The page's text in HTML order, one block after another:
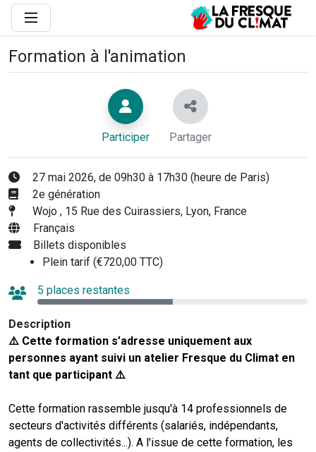
Formation à l'animation
Participer Partager
27 mai 2026, de 09h30 à 17h30 (heure de Paris)
2e génération
Wojo , 15 Rue des Cuirassiers, Lyon, France
Français
Billets disponibles
Plein tarif (€720,00 TTC)
5 places restantes
Description
⚠️ Cette formation s’adresse uniquement aux
personnes ayant suivi un atelier Fresque du Climat en
tant que participant ⚠️
Cette formation rassemble jusqu'à 14 professionnels de
secteurs d'activités différents (salariés, indépendants,
agents de collectivités...). A l'issue de cette formation, les